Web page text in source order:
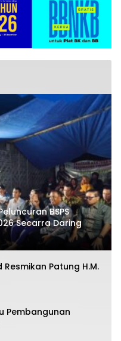
BSPS
Secarra Daring
Patung H.M.
Pembangunan